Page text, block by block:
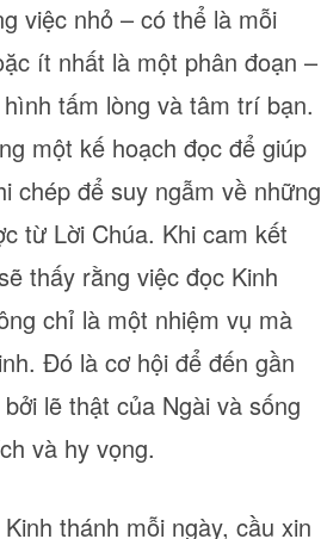
việc nhỏ – có thể là mỗi
ít nhất là một phân đoạn –
tấm lòng và tâm trí bạn.
một kế hoạch đọc để giúp
chép để suy ngẫm về những
từ Lời Chúa. Khi cam kết
thấy rằng việc đọc Kinh
chỉ là một nhiệm vụ mà
Đó là cơ hội để đến gần
lẽ thật của Ngài và sống
và hy vọng.
thánh mỗi ngày, cầu xin